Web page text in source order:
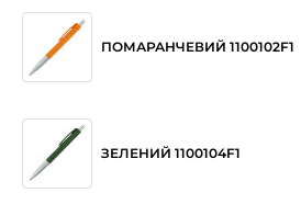
ПОМАРАНЧЕВИЙ 1100102F1
ЗЕЛЕНИЙ 1100104F1